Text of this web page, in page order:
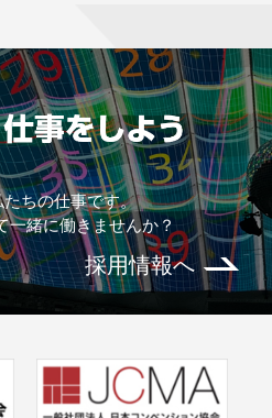
たちの仕事です。
一緒に働きませんか？
採用情報へ